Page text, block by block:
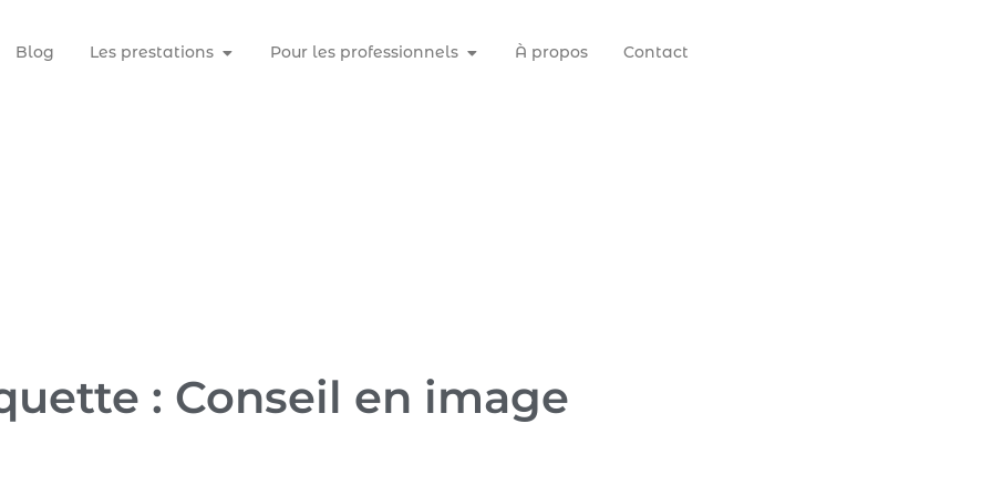
Blog Les prestations Pour les professionnels À propos Contact
: Conseil en image